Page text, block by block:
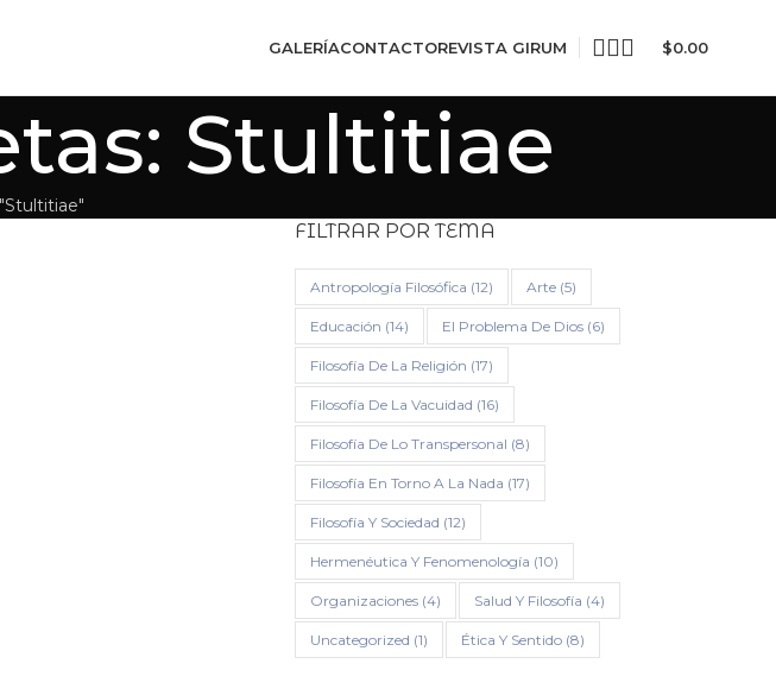
GALERÍACONTACTOREVISTA GIRUM $0.00
Stultitiae
FILTRAR POR TEMA
Antropología Filosófica (12) Arte(5)
Educación (14) El Problema De Dios(6)
Filosofía De La Religión (17)
Filosofía De La Vacuidad (16)
Filosofía De Lo Transpersonal (8)
Filosofía En Torno A La Nada (17)
Filosofía Y Sociedad (12)
Hermenéutica Y Fenomenología (10)
Organizaciones(4) Salud Y Filosofía (4)
Uncategorized (1) Ética Y Sentido(8)